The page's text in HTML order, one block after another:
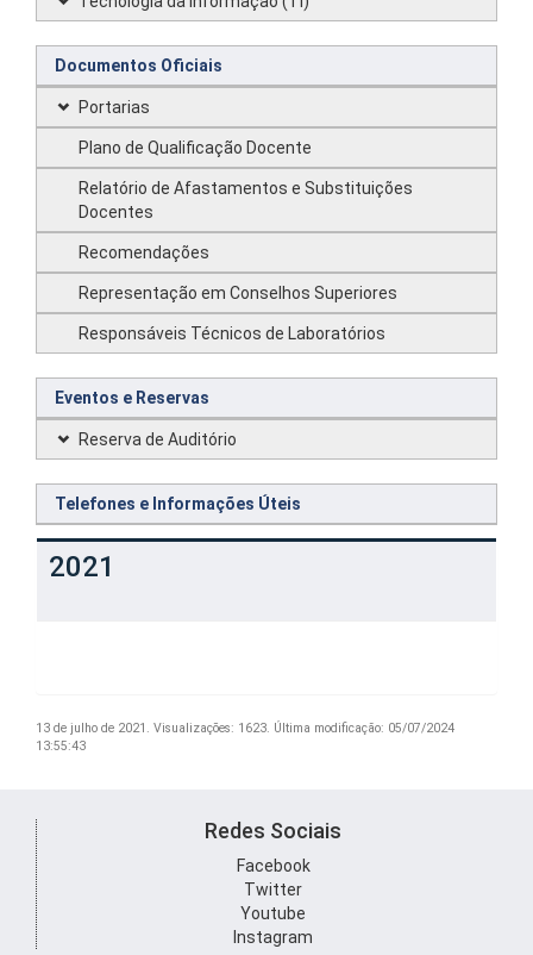
Documentos Oficiais
Portarias
Plano de Qualificação Docente
Relatório de Afastamentos e Substituições
Docentes
Recomendações
Representação em Conselhos Superiores
Responsáveis Técnicos de Laboratórios
Eventos e Reservas
Reserva de Auditório
Telefones e Informações Úteis
2021
13 de julho de 2021. Visualizações: 1623. Última modificação: 05/07/2024
13:55:43
Redes Sociais
Facebook
Twitter
Youtube
Instagram